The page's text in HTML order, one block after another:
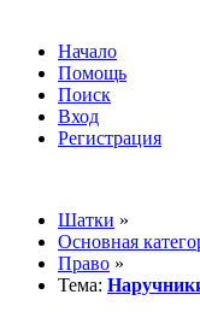
Начало
Помощь
Поиск
Вход
Регистрация
Шатки »
Основная
Право »
Тема: